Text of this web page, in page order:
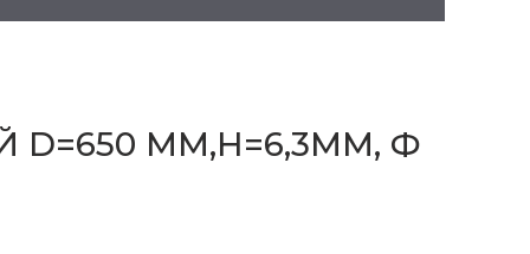
ММ,H=6,3ММ, Ф